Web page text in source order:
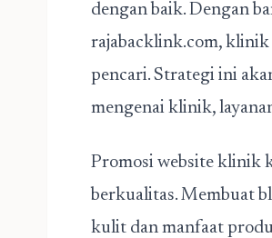
dengan baik. Dengan
rajabacklink.com,
pencari. Strategi ini
mengenai klinik,
Promosi website klinik
berkualitas. Membuat
kulit dan manfaat